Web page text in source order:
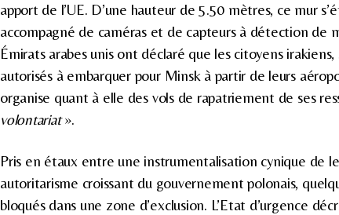
apport de l’UE. D’une hauteur de 5.50 mètres, ce mur
accompagné de caméras et de capteurs à détection de
Émirats arabes unis ont déclaré que les citoyens
autorisés à embarquer pour Minsk à partir de leurs
organise quant à elle des vols de rapatriement de ses
volontariat».
Pris en étaux entre une instrumentalisation cynique de
autoritarisme croissant du gouvernement polonais,
bloqués dans une zone d’exclusion. L’Etat d’urgence